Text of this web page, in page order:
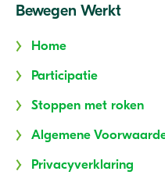
Bewegen Werkt
Home
Participatie
Stoppen met roken
Algemene
Privacyverklaring